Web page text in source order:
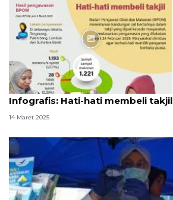
Infografik
Infografis: Hati-hati membeli takjil
14 Maret 2025